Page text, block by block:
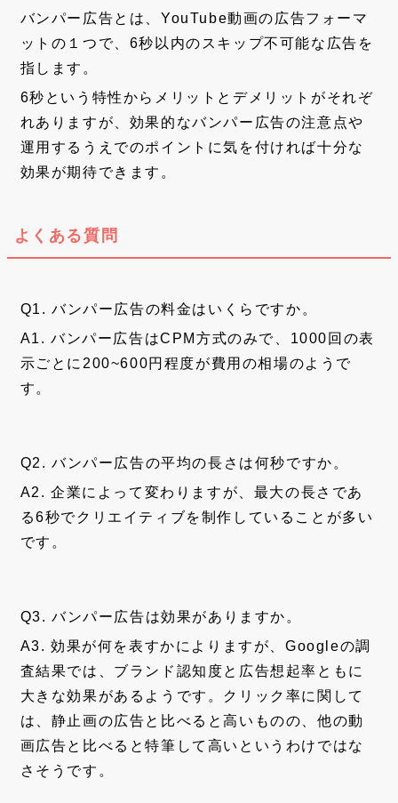
バンパー広告とは、YouTube動画の広告フォーマ
ットの１つで、6秒以内のスキップ不可能な広告を
指します。
6秒という特性からメリットとデメリットがそれぞ
れありますが、効果的なバンパー広告の注意点や
運用するうえでのポイントに気を付ければ十分な
効果が期待できます。
よくある質問
Q1. バンパー広告の料金はいくらですか。
A1. バンパー広告はCPM方式のみで、1000回の表
示ごとに200~600円程度が費用の相場のようで
す。
Q2. バンパー広告の平均の長さは何秒ですか。
A2. 企業によって変わりますが、最大の長さであ
る6秒でクリエイティブを制作していることが多い
です。
Q3. バンパー広告は効果がありますか。
A3. 効果が何を表すかによりますが、Googleの調
査結果では、ブランド認知度と広告想起率ともに
大きな効果があるようです。クリック率に関して
は、静止画の広告と比べると高いものの、他の動
画広告と比べると特筆して高いというわけではな
さそうです。